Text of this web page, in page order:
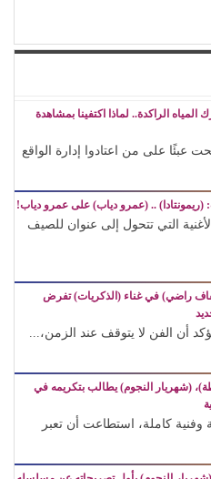
الراكدة.. لماذا اكتفينا بمشاهدة
عبئًا على من اعتادوا إدارة الواقع
(ريمونتادا) .. (عمرو دياب) على عمرو دياب!
التي تتحول إلى عنوان للصيف
راضي) في غناء (الذكريات) تفرض
أن الفن لا يتوقف عند الزمن،...
(شهريار النجوم) يطالب بتكريمه في
وفنية كاملة، استطاعت أن تعبر